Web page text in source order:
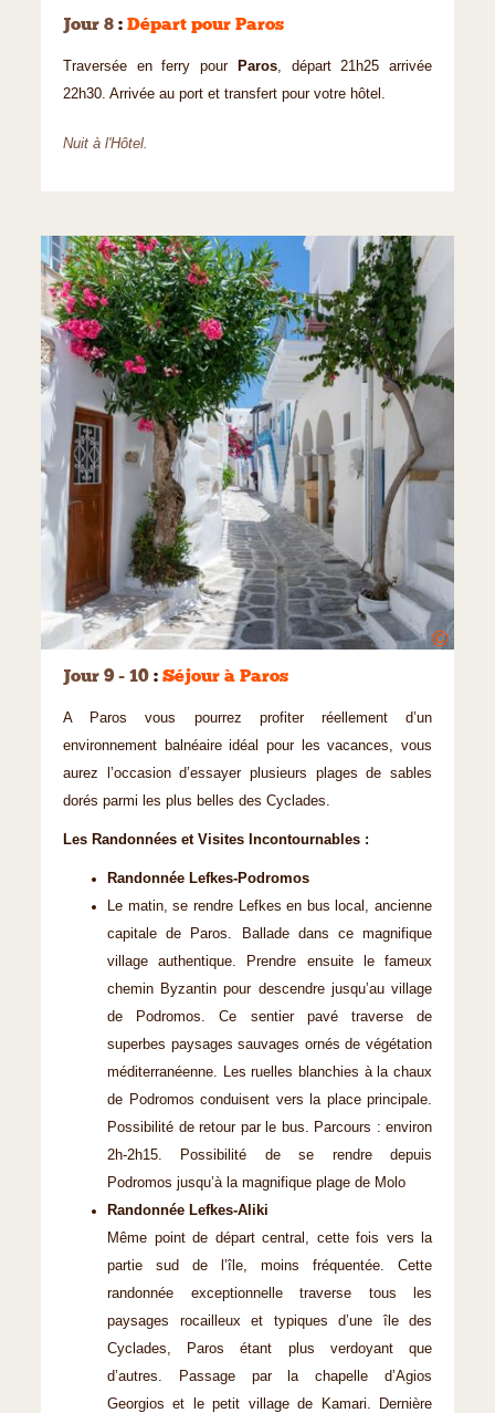
Jour 8 : Départ pour Paros
Traversée en ferry pour Paros, départ 21h25 arrivée
22h30. Arrivée au port et transfert pour votre hôtel.
Nuit à l'Hôtel.
©
Jour 9 - 10 : Séjour à Paros
A Paros vous pourrez profiter réellement d’un
environnement balnéaire idéal pour les vacances, vous
aurez l’occasion d’essayer plusieurs plages de sables
dorés parmi les plus belles des Cyclades.
Les Randonnées et Visites Incontournables :
Randonnée Lefkes-Podromos
Le matin, se rendre Lefkes en bus local, ancienne
capitale de Paros. Ballade dans ce magnifique
village authentique. Prendre ensuite le fameux
chemin Byzantin pour descendre jusqu’au village
de Podromos. Ce sentier pavé traverse de
superbes paysages sauvages ornés de végétation
méditerranéenne. Les ruelles blanchies à la chaux
de Podromos conduisent vers la place principale.
Possibilité de retour par le bus. Parcours : environ
2h-2h15. Possibilité de se rendre depuis
Podromos jusqu’à la magnifique plage de Molo
Randonnée Lefkes-Aliki
Même point de départ central, cette fois vers la
partie sud de l’île, moins fréquentée. Cette
randonnée exceptionnelle traverse tous les
paysages rocailleux et typiques d’une île des
Cyclades, Paros étant plus verdoyant que
d’autres. Passage par la chapelle d’Agios
Georgios et le petit village de Kamari. Dernière